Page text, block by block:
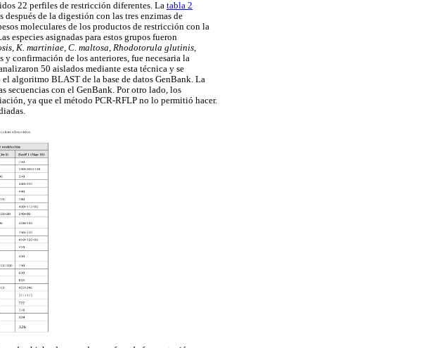
22 perfiles de restricción diferentes. La tabla 2
de la digestión con las tres enzimas de
moleculares de los productos de restricción con la
especies asignadas para estos grupos fueron
K. martiniae, C. maltosa, Rhodotorula glutinis,
y confirmación de los anteriores, fue necesaria la
50 aislados mediante esta técnica y se
algoritmo BLAST de la base de datos GenBank. La
con el GenBank. Por otro lado, los
ya que el método PCR-RFLP no lo permitió hacer.